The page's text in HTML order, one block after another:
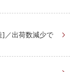
／出荷数減少で